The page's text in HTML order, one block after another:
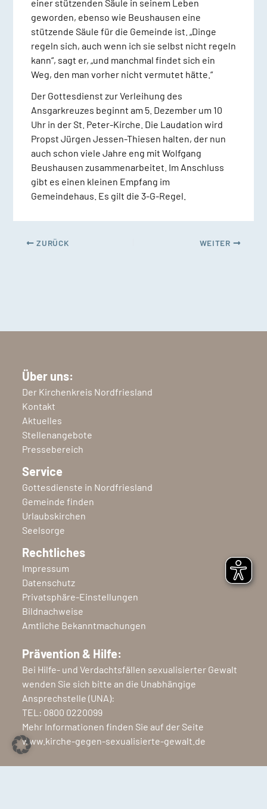
einer stützenden Säule in seinem Leben
geworden, ebenso wie Beushausen eine
stützende Säule für die Gemeinde ist. „Dinge
regeln sich, auch wenn ich sie selbst nicht regeln
kann“, sagt er, „und manchmal findet sich ein
Weg, den man vorher nicht vermutet hätte.“
Der Gottesdienst zur Verleihung des
Ansgarkreuzes beginnt am 5. Dezember um 10
Uhr in der St. Peter-Kirche. Die Laudation wird
Propst Jürgen Jessen-Thiesen halten, der nun
auch schon viele Jahre eng mit Wolfgang
Beushausen zusammenarbeitet. Im Anschluss
gibt es einen kleinen Empfang im
Gemeindehaus. Es gilt die 3-G-Regel.
ZURÜCK WEITER
Über uns:
Der Kirchenkreis Nordfriesland
Kontakt
Aktuelles
Stellenangebote
Pressebereich
Service
Gottesdienste in Nordfriesland
Gemeinde finden
Urlaubskirchen
Seelsorge
Rechtliches
Impressum
Datenschutz
Privatsphäre-Einstellungen
Bildnachweise
Amtliche Bekanntmachungen
Prävention & Hilfe:
Bei Hilfe- und Verdachtsfällen sexualisierter Gewalt
wenden Sie sich bitte an die Unabhängige
Ansprechstelle (UNA):
TEL: 0800 0220099
Mehr Informationen finden Sie auf der Seite
www.kirche-gegen-sexualisierte-gewalt.de